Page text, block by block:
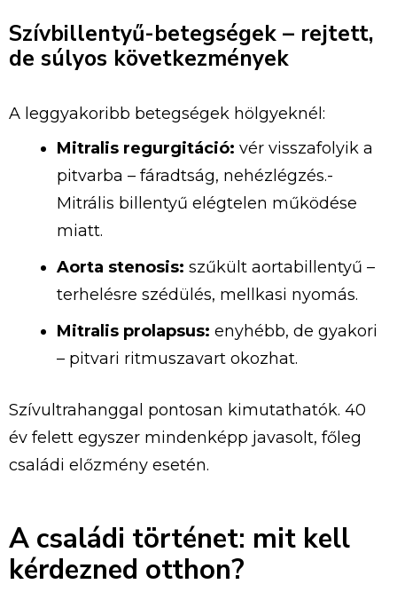
Szívbillentyű-betegségek – rejtett,
de súlyos következmények
A leggyakoribb betegségek hölgyeknél:
Mitralis regurgitáció: vér visszafolyik a
pitvarba – fáradtság, nehézlégzés.-
Mitrális billentyű elégtelen működése
miatt.
Aorta stenosis: szűkült aortabillentyű –
terhelésre szédülés, mellkasi nyomás.
Mitralis prolapsus: enyhébb, de gyakori
– pitvari ritmuszavart okozhat.
Szívultrahanggal pontosan kimutathatók. 40
év felett egyszer mindenképp javasolt, főleg
családi előzmény esetén.
A családi történet: mit kell
kérdezned otthon?